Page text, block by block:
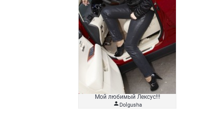
Мой любимый Лексус!!!
 Dolgusha